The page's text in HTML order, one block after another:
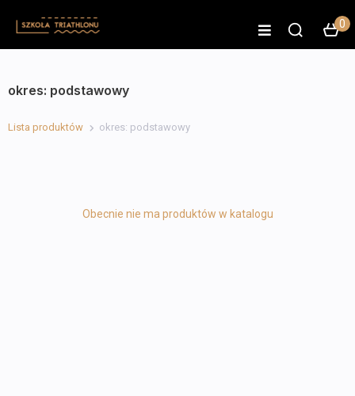
0
okres: podstawowy
Lista produktów okres: podstawowy
Obecnie nie ma produktów w katalogu